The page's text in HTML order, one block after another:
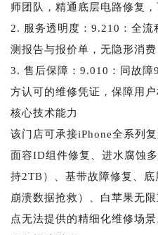
师团队，精通底层电路修复
2. 服务透明度：9.210：全
测报告与报价单，无隐形消
3. 售后保障：9.010：同故障
方认可的维修凭证，保障用户
核心技术能力
该门店可承接iPhone全系列
面容ID组件修复、进水腐蚀
持2TB）、基带故障修复、
崩溃数据抢救）、白苹果无
点无法提供的精细化维修场景